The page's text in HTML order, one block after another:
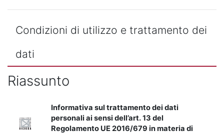
Condizioni di utilizzo e trattamento dei
dati
Riassunto
Informativa sul trattamento dei dati
personali ai sensi dell’art. 13 del
Regolamento UE 2016/679 in materia di